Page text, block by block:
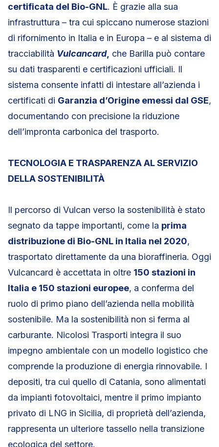
certificata del Bio-GNL. È grazie alla sua
infrastruttura – tra cui spiccano numerose stazioni
di rifornimento in Italia e in Europa – e al sistema di
tracciabilità Vulcancard, che Barilla può contare
su dati trasparenti e certificazioni ufficiali. Il
sistema consente infatti di intestare all’azienda i
certificati di Garanzia d’Origine emessi dal GSE,
documentando con precisione la riduzione
dell’impronta carbonica del trasporto.
TECNOLOGIA E TRASPARENZA AL SERVIZIO
DELLA SOSTENIBILITÀ
Il percorso di Vulcan verso la sostenibilità è stato
segnato da tappe importanti, come la prima
distribuzione di Bio-GNL in Italia nel 2020,
trasportato direttamente da una bioraffineria. Oggi
Vulcancard è accettata in oltre 150 stazioni in
Italia e 150 stazioni europee, a conferma del
ruolo di primo piano dell’azienda nella mobilità
sostenibile. Ma la sostenibilità non si ferma al
carburante. Nicolosi Trasporti integra il suo
impegno ambientale con un modello logistico che
comprende la produzione di energia rinnovabile. I
depositi, tra cui quello di Catania, sono alimentati
da impianti fotovoltaici, mentre il primo impianto
privato di LNG in Sicilia, di proprietà dell’azienda,
rappresenta un ulteriore tassello nella transizione
ecologica del settore.